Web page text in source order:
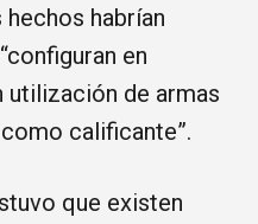
habrían
en
utilización de armas
calificante”.
que existen